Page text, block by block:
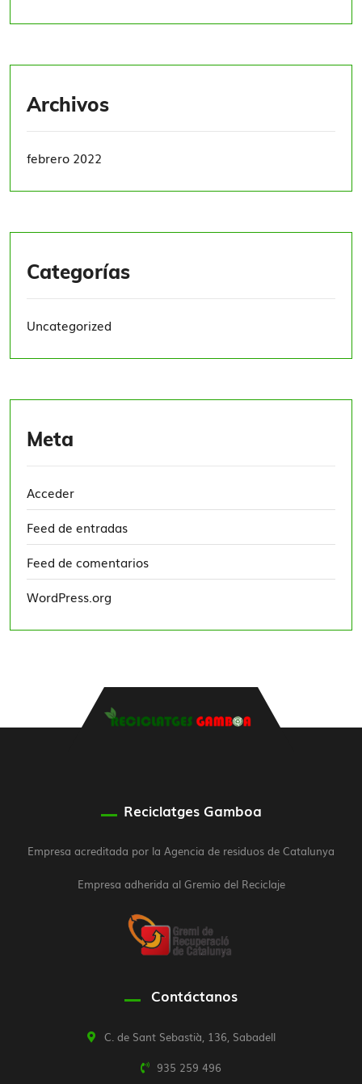
Archivos
febrero 2022
Categorías
Uncategorized
Meta
Acceder
Feed de entradas
Feed de comentarios
WordPress.org
Reciclatges Gamboa
Empresa acreditada por la Agencia de residuos de Catalunya
Empresa adherida al Gremio del Reciclaje
Contáctanos
C. de Sant Sebastià, 136, Sabadell
935 259 496